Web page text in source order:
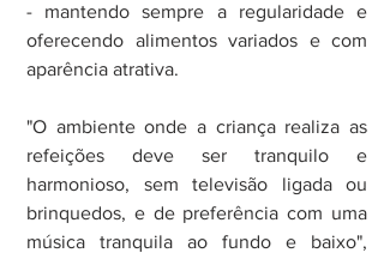
- mantendo sempre a regularidade e
oferecendo alimentos variados e com
aparência atrativa.
"O ambiente onde a criança realiza as
refeições deve ser tranquilo e
harmonioso, sem televisão ligada ou
brinquedos, e de preferência com uma
música tranquila ao fundo e baixo",